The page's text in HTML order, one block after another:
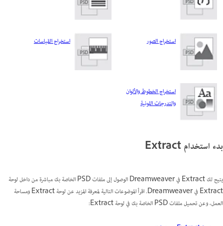
استخراج الصور
استخراج الخطوط والألوان
والتدرجات اللونية
استخراج القياسات
يتيح لك Extract في Dreamweaver الوصول إلى ملفات PSD الخاصة بك مباشرة من داخل ‏‫لوحة
Extract في Dreamweaver‬. اقرأ الموضوعات التالية لمعرفة المزيد عن لوحة Extract ومساحة
العمل، وعن تحميل ملفات PSD الخاصة بك في لوحة Extract: